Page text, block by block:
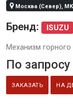
Москва (Север),
Бренд: ISUZU
Механизм горного
По запросу
ЗАКАЗАТЬ НА